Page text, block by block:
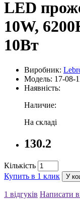
LED
10W,
10Вт
Виробник:
Модель: 17-08-
Наявність:
Наличие:
На складі
130.2
Кількість
Купить в 1 клик
У
1 відгуків Написати